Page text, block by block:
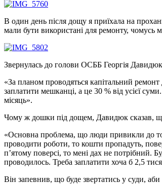
В один день після дощу я приїхала на
мали бути використані для ремонту, чомусь
Звернулась до голови ОСББ Георгія
«За планом проводяться капітальний
заплатити мешканці, а це 30 % від усієї
місяць».
Чому ж дошки під дощем, Давидюк сказав,
«Основна проблема, що люди привикли до
проводити роботи, то кошти пропадуть,
п’ятому поверсі, то мені дах не потрібний.
проводилось. Треба заплатити хоча б 2,5
Він запевнив, що буде звертатись у суди,